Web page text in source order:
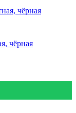
чёрная